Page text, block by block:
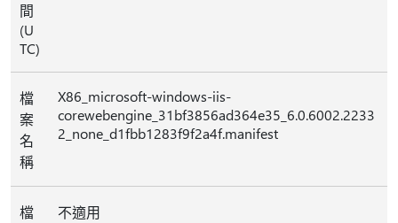
間
(U
TC)
檔
案
名
稱
X86_microsoft-windows-iis-
corewebengine_31bf3856ad364e35_6.0.6002.2233
2_none_d1fbb1283f9f2a4f.manifest
檔
不適用